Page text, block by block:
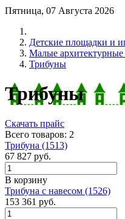
Пятница, 07 Августа 2026
Детские площадки и
Малые
Трибуны
Трибуны
Скачать прайс
Всего товаров: 2
Трибуна (1513)
67 827 руб.
В корзину
Трибуна с навесом (1526)
153 361 руб.